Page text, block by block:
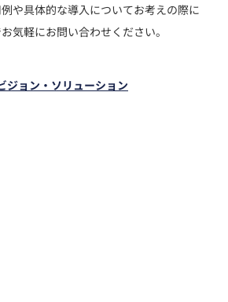
や具体的な導入についてお考えの際に
気軽にお問い合わせください。
ジョン・ソリューション